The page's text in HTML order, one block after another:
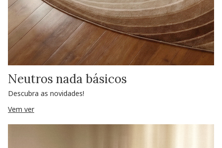
Neutros nada básicos
Descubra as novidades!
Vem ver